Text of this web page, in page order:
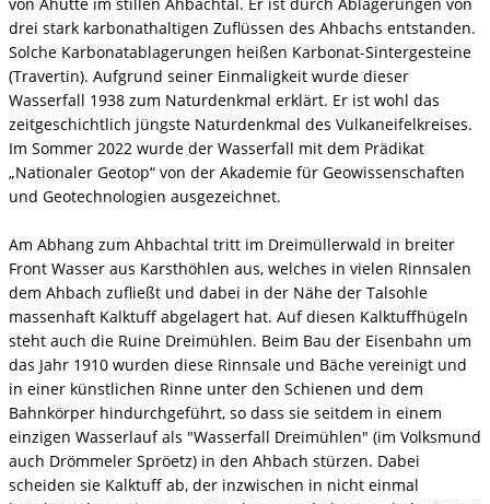
drei stark karbonathaltigen Zuflüssen des Ahbachs entstanden.
Solche Karbonatablagerungen heißen Karbonat-Sintergesteine
(Travertin). Aufgrund seiner Einmaligkeit wurde dieser
Wasserfall 1938 zum Naturdenkmal erklärt. Er ist wohl das
zeitgeschichtlich jüngste Naturdenkmal des Vulkaneifelkreises.
Im Sommer 2022 wurde der Wasserfall mit dem Prädikat
„Nationaler Geotop“ von der Akademie für Geowissenschaften
und Geotechnologien ausgezeichnet.
Am Abhang zum Ahbachtal tritt im Dreimüllerwald in breiter
Front Wasser aus Karsthöhlen aus, welches in vielen Rinnsalen
dem Ahbach zufließt und dabei in der Nähe der Talsohle
massenhaft Kalktuff abgelagert hat. Auf diesen Kalktuffhügeln
steht auch die Ruine Dreimühlen. Beim Bau der Eisenbahn um
das Jahr 1910 wurden diese Rinnsale und Bäche vereinigt und
in einer künstlichen Rinne unter den Schienen und dem
Bahnkörper hindurchgeführt, so dass sie seitdem in einem
einzigen Wasserlauf als "Wasserfall Dreimühlen" (im Volksmund
auch Drömmeler Spröetz) in den Ahbach stürzen. Dabei
scheiden sie Kalktuff ab, der inzwischen in nicht einmal